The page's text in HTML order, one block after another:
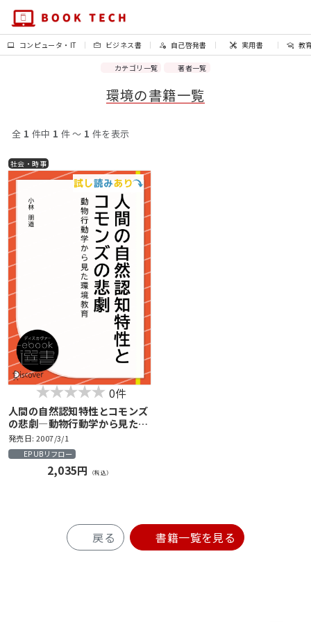
コンピュータ・IT ビジネス書 自己啓発書 実用書 教
カテゴリ一覧 著者一覧
環境の書籍一覧
全 1 件中 1 件 〜 1 件を表示
社会・時事
0件
人間の自然認知特性とコモンズ
の悲劇―動物行動学から見た環
境教育
発売日: 2007/3/1
EPUBリフロー
2,035円 （税込）
戻る 書籍一覧を見る